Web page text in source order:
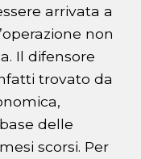
arrivata a
non
Il difensore
trovato da
delle
scorsi. Per